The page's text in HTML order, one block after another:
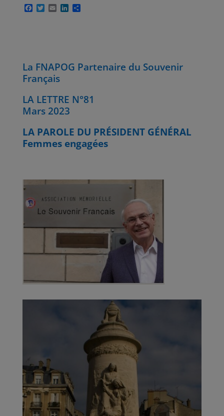
F
k
T E L
n
P
r
La FNAPOG Partenaire du Souvenir
Français
LA LETTRE N°81
Mars 2023
LA PAROLE DU PRÉSIDENT GÉNÉRAL
Femmes engagées